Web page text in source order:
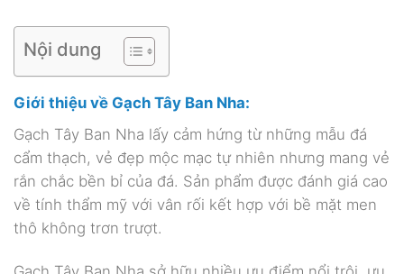
Nội dung
Giới thiệu về Gạch Tây Ban Nha:
Gạch Tây Ban Nha lấy cảm hứng từ những mẫu đá
cẩm thạch, vẻ đẹp mộc mạc tự nhiên nhưng mang vẻ
rắn chắc bền bỉ của đá. Sản phẩm được đánh giá cao
về tính thẩm mỹ với vân rối kết hợp với bề mặt men
thô không trơn trượt.